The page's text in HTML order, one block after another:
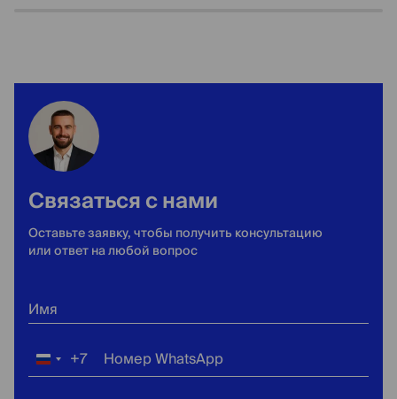
Связаться с нами
Оставьте заявку, чтобы получить консультацию
или ответ на любой вопрос
Имя
Россия
+7 Номер WhatsApp